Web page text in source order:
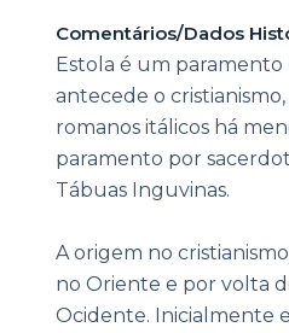
Comentários/Dados
Estola é um
antecede o
romanos itálicos há
paramento por
Tábuas Inguvinas.
A origem no
no Oriente e por volta
Ocidente. Inicialmente